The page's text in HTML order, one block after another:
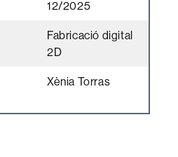
12/2025
Fabricació digital
2D
Xènia Torras